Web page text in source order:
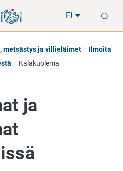
suoraan
sisältöön
koko
sivuston
FI
metsästys ja villieläimet
Ilmoita
Kalakuolema
ja